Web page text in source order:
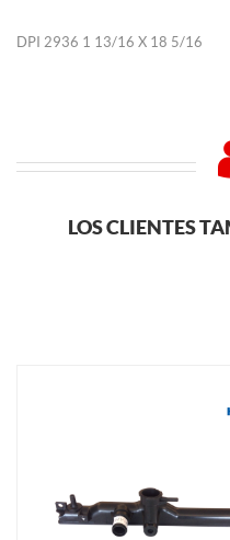
DPI 2936 1 13/16 X 18 5/16
LOS CLIENTES